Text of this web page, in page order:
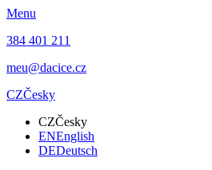
Menu
384 401 211
meu@dacice.cz
CZČesky
CZČesky
ENEnglish
DEDeutsch